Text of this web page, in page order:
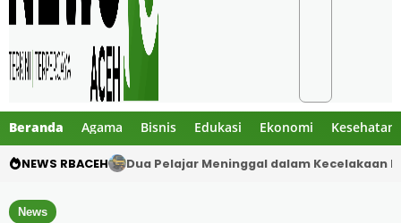
Beranda Agama Bisnis Edukasi Ekonomi Kesehatan
NEWS RBACEH Gibran Tegur Kadisdik Bireuen, Temukan 1
News